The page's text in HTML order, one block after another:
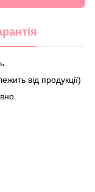
від продукції)